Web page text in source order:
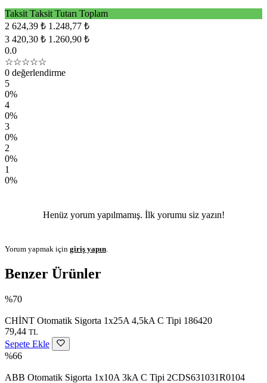
Taksit Taksit Tutarı Toplam
2 624,39 ₺ 1.248,77 ₺
3 420,30 ₺ 1.260,90 ₺
0.0
☆☆☆☆☆
0 değerlendirme
5
0%
4
0%
3
0%
2
0%
1
0%
Henüz yorum yapılmamış. İlk yorumu siz yazın!
Yorum yapmak için giriş yapın
Benzer Ürünler
%70
CHİNT Otomatik Sigorta 1x25A 4,5kA C Tipi 186420
79,44 TL
Sepete Ekle
%66
ABB Otomatik Sigorta 1x10A 3kA C Tipi 2CDS631031R0104